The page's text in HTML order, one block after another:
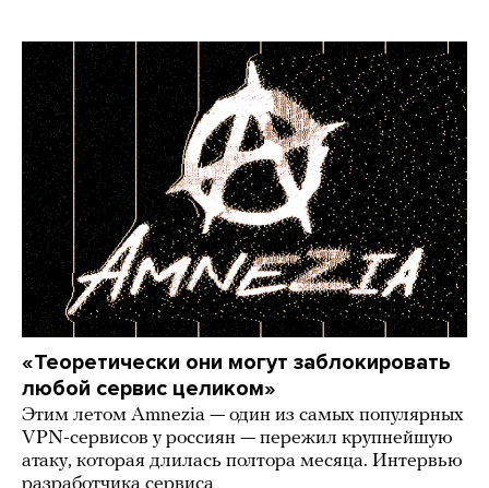
«Теоретически они могут заблокировать
любой сервис целиком»
Этим летом Amnezia — один из самых популярных
VPN-сервисов у россиян — пережил крупнейшую
атаку, которая длилась полтора месяца. Интервью
разработчика сервиса